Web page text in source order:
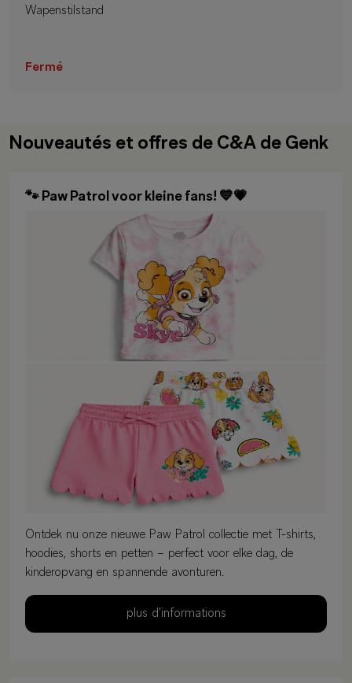
Wapenstilstand
Fermé
Nouveautés et offres de C&A de Genk
🐾 Paw Patrol voor kleine fans! 💙💗
Ontdek nu onze nieuwe Paw Patrol collectie met T-shirts,
hoodies, shorts en petten – perfect voor elke dag, de
kinderopvang en spannende avonturen.
plus d'informations